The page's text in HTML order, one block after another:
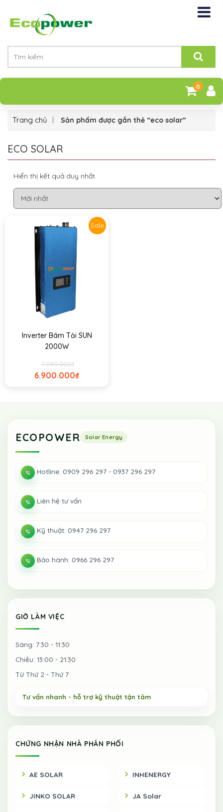
0
Trang chủ Sản phẩm được gắn thẻ “eco solar”
ECO SOLAR
Hiển thị kết quả duy nhất
Sale
Inverter Bám Tải SUN
2000W
₫
7.090.000
₫
6.900.000
ECOPOWER
Hotline: 0909 296 297 - 0937 296 297
Liên hệ tư vấn
Kỹ thuật: 0947 296 297
Bảo hành: 0966 296 297
GIỜ LÀM VIỆC
Sáng: 7:30 - 11:30
Chiều: 13:00 - 21:30
Từ Thứ 2 - Thứ 7
CHỨNG NHẬN NHÀ PHÂN PHỐI
AE SOLAR
JINKO SOLAR
INHENERGY
JA Solar